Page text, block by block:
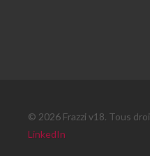
© 2026 Frazzi v18. Tous
LinkedIn